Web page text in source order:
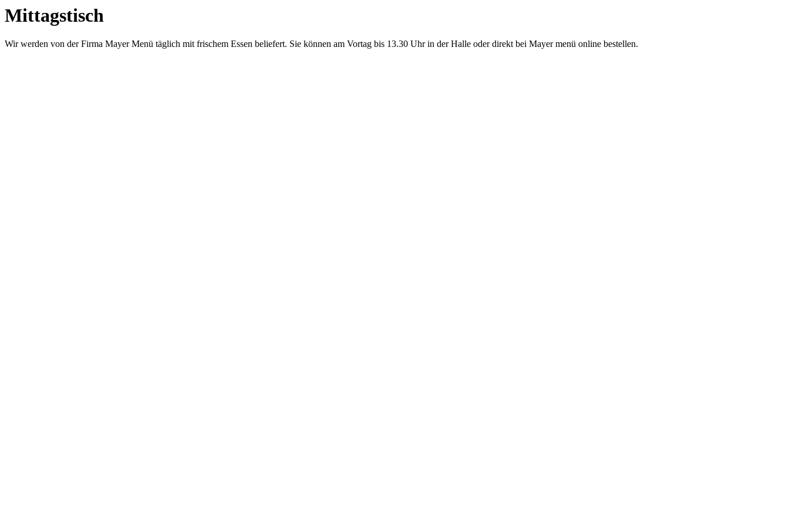
Mittagstisch
Wir werden von der Firma Mayer Menü täglich mit frischem Essen beliefert. Sie können am Vortag bis 13.30 Uhr in der Halle oder direkt bei Mayer menü online bestellen.